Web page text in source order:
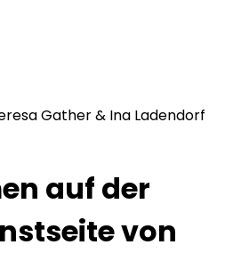
Gather & Ina Ladendorf
auf der
von